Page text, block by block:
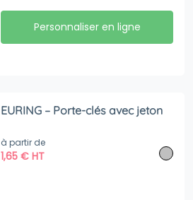
Personnaliser en ligne
EURING – Porte-clés avec jeton
à partir de
1,65€ HT